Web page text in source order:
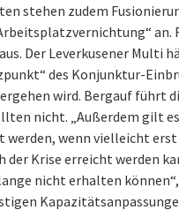
stehen zudem
an.
Der Leverkusener Multi
des Konjunktur-
wird. Bergauf führt
nicht. „Außerdem gilt
werden, wenn vielleicht
der Krise erreicht werden
nicht erhalten